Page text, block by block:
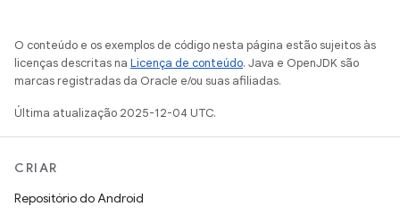
O conteúdo e os exemplos de código nesta página estão sujeitos às
licenças descritas na Licença de conteúdo. Java e OpenJDK são
marcas registradas da Oracle e/ou suas afiliadas.
Última atualização 2025-12-04 UTC.
CRIAR
Repositório do Android